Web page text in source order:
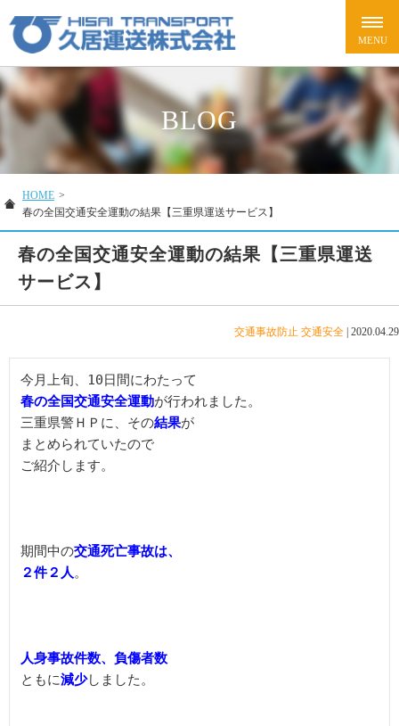
BLOG
HOME >
春の全国交通安全運動の結果【三重県運送サービス】
春の全国交通安全運動の結果【三重県運送
サービス】
交通事故防止 交通安全 2020.04.29
春の全国交通安全運動が行われました。
三重県警ＨＰに、その結果が
まとめられていたので
ご紹介します。
期間中の交通死亡事故は、
２件２人。
人身事故件数、負傷者数
ともに減少しました。